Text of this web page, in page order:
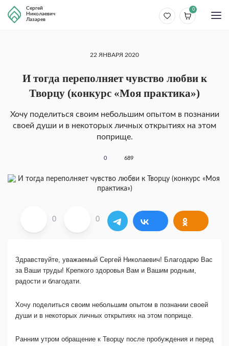
Сергей
Николаевич
Лазарев
0
22 ЯНВАРЯ 2020
И тогда переполняет чувство любви к
Творцу (конкурс «Моя практика»)
Хочу поделиться своим небольшим опытом в познании
своей души и в некоторых личных открытиях на этом
поприще.
0 689
0 0
Здравствуйте, уважаемый Сергей Николаевич! Благодарю Вас
за Ваши труды! Крепкого здоровья Вам и Вашим родным,
радости и благодати.
Хочу поделиться своим небольшим опытом в познании своей
души и в некоторых личных открытиях на этом поприще.
Ранним утром обращение к Творцу после пробуждения и перед